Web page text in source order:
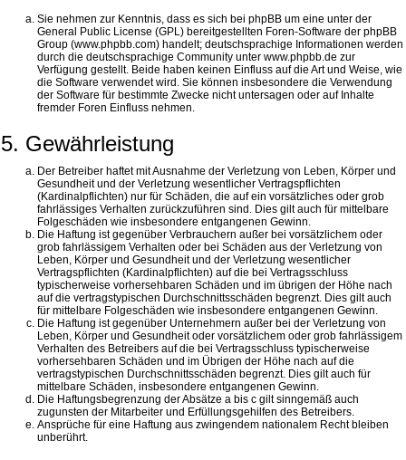
Sie nehmen zur Kenntnis, dass es sich bei phpBB um eine unter der
General Public License (GPL) bereitgestellten Foren-Software der phpBB
Group (www.phpbb.com) handelt; deutschsprachige Informationen werden
durch die deutschsprachige Community unter www.phpbb.de zur
Verfügung gestellt. Beide haben keinen Einfluss auf die Art und Weise, wie
die Software verwendet wird. Sie können insbesondere die Verwendung
der Software für bestimmte Zwecke nicht untersagen oder auf Inhalte
fremder Foren Einfluss nehmen.
5. Gewährleistung
Der Betreiber haftet mit Ausnahme der Verletzung von Leben, Körper und
Gesundheit und der Verletzung wesentlicher Vertragspflichten
(Kardinalpflichten) nur für Schäden, die auf ein vorsätzliches oder grob
fahrlässiges Verhalten zurückzuführen sind. Dies gilt auch für mittelbare
Folgeschäden wie insbesondere entgangenen Gewinn.
Die Haftung ist gegenüber Verbrauchern außer bei vorsätzlichem oder
grob fahrlässigem Verhalten oder bei Schäden aus der Verletzung von
Leben, Körper und Gesundheit und der Verletzung wesentlicher
Vertragspflichten (Kardinalpflichten) auf die bei Vertragsschluss
typischerweise vorhersehbaren Schäden und im übrigen der Höhe nach
auf die vertragstypischen Durchschnittsschäden begrenzt. Dies gilt auch
für mittelbare Folgeschäden wie insbesondere entgangenen Gewinn.
Die Haftung ist gegenüber Unternehmern außer bei der Verletzung von
Leben, Körper und Gesundheit oder vorsätzlichem oder grob fahrlässigem
Verhalten des Betreibers auf die bei Vertragsschluss typischerweise
vorhersehbaren Schäden und im Übrigen der Höhe nach auf die
vertragstypischen Durchschnittsschäden begrenzt. Dies gilt auch für
mittelbare Schäden, insbesondere entgangenen Gewinn.
Die Haftungsbegrenzung der Absätze a bis c gilt sinngemäß auch
zugunsten der Mitarbeiter und Erfüllungsgehilfen des Betreibers.
Ansprüche für eine Haftung aus zwingendem nationalem Recht bleiben
unberührt.